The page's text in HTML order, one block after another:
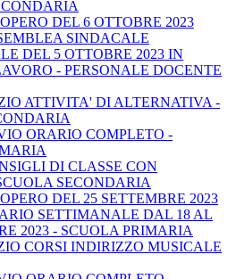
DEL 6 OTTOBRE 2023
SINDACALE
DEL 5 OTTOBRE 2023 IN
- PERSONALE DOCENTE
ATTIVITA' DI ALTERNATIVA -
ORARIO COMPLETO -
DI CLASSE CON
SECONDARIA
DEL 25 SETTEMBRE 2023
SETTIMANALE DAL 18 AL
2023 - SCUOLA PRIMARIA
CORSI INDIRIZZO MUSICALE